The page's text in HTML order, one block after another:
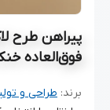
پیراهن طرح
فوق‌العاده
برند: طراحی و